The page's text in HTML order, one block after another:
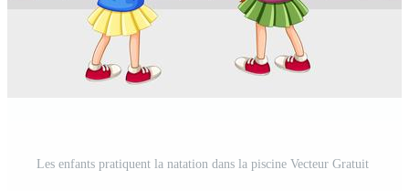
Les enfants pratiquent la natation dans la piscine Vecteur Gratuit